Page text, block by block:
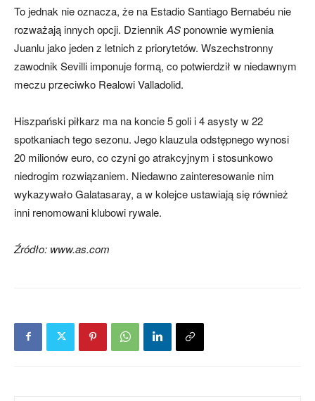
To jednak nie oznacza, że na Estadio Santiago Bernabéu nie
rozważają innych opcji. Dziennik ASponownie wymienia
Juanlu jako jeden z letnich z priorytetów. Wszechstronny
zawodnik Sevilli imponuje formą, co potwierdził w niedawnym
meczu przeciwko Realowi Valladolid.
Hiszpański piłkarz ma na koncie 5 goli i 4 asysty w 22
spotkaniach tego sezonu. Jego klauzula odstępnego wynosi
20 milionów euro, co czyni go atrakcyjnym i stosunkowo
niedrogim rozwiązaniem. Niedawno zainteresowanie nim
wykazywało Galatasaray, a w kolejce ustawiają się również
inni renomowani klubowi rywale.
Źródło: www.as.com